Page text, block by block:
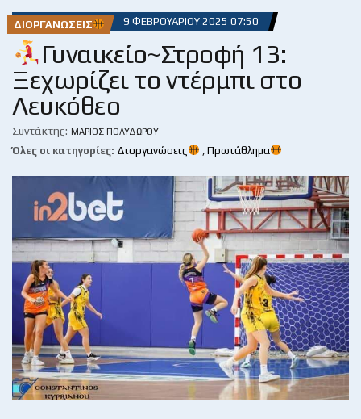
ΔΙΟΡΓΑΝΏΣΕΙΣ 9 ΦΕΒΡΟΥΑΡΊΟΥ 2025 07:50
Γυναικείο~Στροφή 13:
Ξεχωρίζει το ντέρμπι στο
Λευκόθεο
Συντάκτης: ΜΆΡΙΟΣ ΠΟΛΥΔΏΡΟΥ
Όλες οι κατηγορίες: Διοργανώσεις Πρωτάθλημα